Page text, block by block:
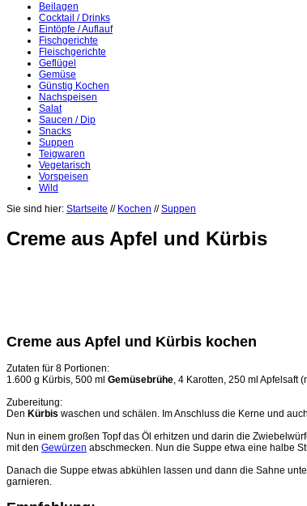
Beilagen
Cocktail / Drinks
Eintöpfe / Auflauf
Fischgerichte
Fleischgerichte
Geflügel
Gemüse
Günstig Kochen
Nachspeisen
Salat
Saucen / Dip
Snacks
Suppen
Teigwaren
Vegetarisch
Vorspeisen
Wild
Sie sind hier: Startseite // Kochen //Suppen
Creme aus Apfel und Kürbis
Creme aus Apfel und Kürbis kochen
Zutaten für 8 Portionen:
1.600 g Kürbis, 500 ml Gemüsebrühe, 4 Karotten, 250 ml Apfelsaft
Zubereitung:
Den Kürbis waschen und schälen. Im Anschluss die Kerne und
Nun in einem großen Topf das Öl erhitzen und darin die
mit den Gewürzen abschmecken. Nun die Suppe etwa eine halbe
Danach die Suppe etwas abkühlen lassen und dann die Sahne
garnieren.